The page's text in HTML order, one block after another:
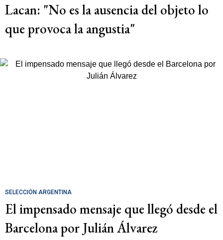
Lacan: "No es la ausencia del objeto lo
que provoca la angustia"
SELECCIÓN ARGENTINA
El impensado mensaje que llegó desde el
Barcelona por Julián Álvarez